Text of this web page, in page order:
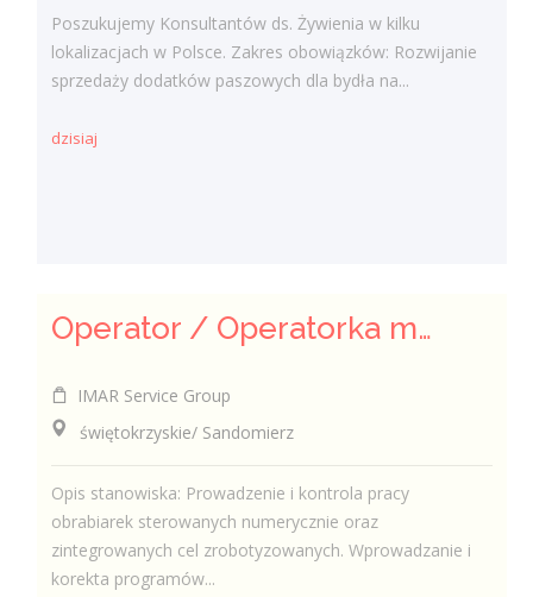
Poszukujemy Konsultantów ds. Żywienia w kilku
lokalizacjach w Polsce. Zakres obowiązków: Rozwijanie
sprzedaży dodatków paszowych dla bydła na...
dzisiaj
Operator / Operatorka maszyn CNC (K/M)
IMAR Service Group
świętokrzyskie/ Sandomierz
Opis stanowiska: Prowadzenie i kontrola pracy
obrabiarek sterowanych numerycznie oraz
zintegrowanych cel zrobotyzowanych. Wprowadzanie i
korekta programów...